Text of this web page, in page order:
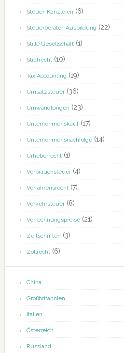
Steuer-Kanzleien (6)
Steuerberater-Ausbildung (22)
Stille Gesellschaft(1)
Strafrecht(10)
Tax Accounting (19)
Umsatzsteuer(36)
Umwandlungen (23)
Unternehmenskauf(17)
Unternehmensnachfolge(14)
Urheberrecht(1)
Verbrauchsteuer(4)
Verfahrensrecht(7)
Verkehrsteuer(8)
Verrechnungspreise(21)
Zeitschriften (3)
Zollrecht(6)
China
Großbritannien
Italien
Österreich
Russland